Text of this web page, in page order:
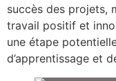
succès des projets,
travail positif et
une étape
d’apprentissage et